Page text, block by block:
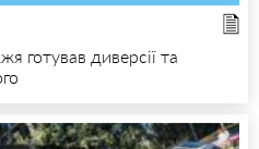
готував диверсії та